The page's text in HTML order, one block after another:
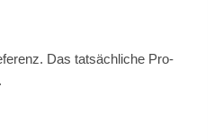
Das tat­säch­li­che Pro­